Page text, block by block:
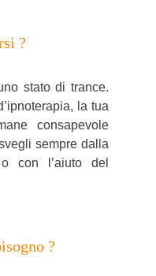
?
stato di trance.
la tua
consapevole
sempre dalla
con l’aiuto del
?